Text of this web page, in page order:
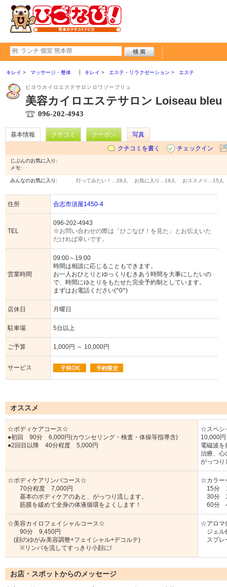
キレイ マッサージ・整体 キレイ エステ・リラクゼーション エステ
ビヨウカイロエステサロンロワゾーブリュ
美容カイロエステサロン Loiseau bleu
096-202-4943
基本情報 クチコミ クーポン
写真
クチコミを書く
チェックイン
じぶんのお気に入り:
メモ:
みんなのお気に入り: 行ってみたい！… 28人 お気に入り… 19人 おススメ☆… 15人
住所 合志市須屋1450-4
TEL
096-202-4943
※お問い合わせの際は「ひごなび！を見た」とお伝えいた
だければ幸いです。
営業時間
09:00～19:00
時間は相談に応じることもできます。
お一人おひとりとゆっくりむきあう時間を大事にしたいの
で、時間にゆとりをもたせた完全予約制としています。
まずはお電話ください(^0^)
店休日 月曜日
駐車場 5台以上
ご予算 1,000円 ～ 10,000円
サービス
オススメ
☆ボディケアコース☆
●初回 90分 6,000円(カウンセリング・検査・体操等指導含)
●2回目以降 40分程度 5,000円
☆スペシ
10,000円
電磁波を
治療、心
がっつり
☆ボディケアリンパコース☆
70分程度 7,000円
基本のボディケアのあと、がっつり流します。
筋膜を緩めて全身の体液循環をよくします！
☆カラー
15分
30分
60分
☆美容カイロフェイシャルコース☆
90分 9,450円
(顔のゆがみ美容調整+フェイシャル+デコルテ)
※リンパを流してすっきり小顔に!
☆アロマ
ジェル
スプレ
お店・スポットからのメッセージ